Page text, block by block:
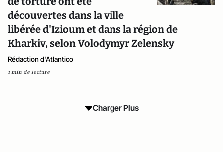
découvertes dans la ville
libérée d'Izioum et dans la région de
Kharkiv, selon Volodymyr Zelensky
Rédaction d'Atlantico
1 min de lecture
Charger Plus